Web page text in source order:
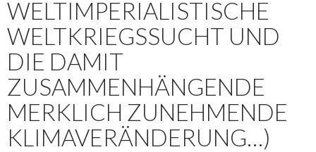
WELTIMPERIALISTISCHE
WELTKRIEGSSUCHT UND
DIE DAMIT
ZUSAMMENHÄNGENDE
MERKLICH ZUNEHMENDE
KLIMAVERÄNDERUNG…)